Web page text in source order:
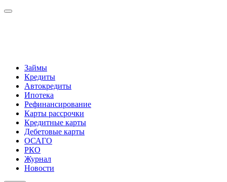
Займы
Кредиты
Автокредиты
Ипотека
Рефинансирование
Карты рассрочки
Кредитные карты
Дебетовые карты
ОСАГО
РКО
Журнал
Новости